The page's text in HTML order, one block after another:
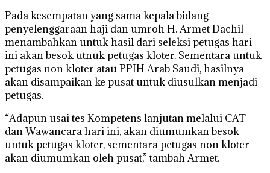
Pada kesempatan yang sama kepala bidang
penyelenggaraan haji dan umroh H. Armet Dachil
menambahkan untuk hasil dari seleksi petugas hari
ini akan besok utnuk petugas kloter. Sementara untuk
petugas non kloter atau PPIH Arab Saudi, hasilnya
akan disampaikan ke pusat untuk diusulkan menjadi
petugas.
“Adapun usai tes Kompetens lanjutan melalui CAT
dan Wawancara hari ini, akan diumumkan besok
untuk petugas kloter, sementara petugas non kloter
akan diumumkan oleh pusat,” tambah Armet.